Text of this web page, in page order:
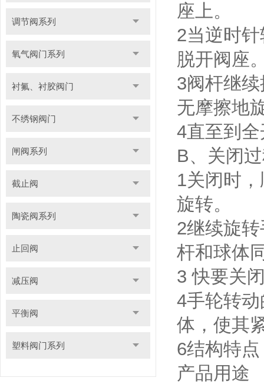
调节阀系列
氧气阀门系列
衬氟、衬胶阀门
不绣钢阀门
闸阀系列
截止阀
陶瓷阀系列
止回阀
减压阀
平衡阀
塑料阀门系列
座上。
2当逆时
脱开阀座
3阀杆继
无摩擦地
4直至到
B、关闭
1关闭时
旋转。
2继续旋
杆和球体
3 快要关
4手轮转
体，使其
6结构特点
产品用途